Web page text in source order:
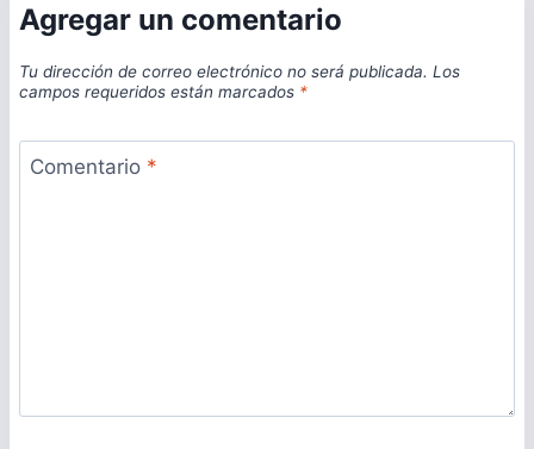
Agregar un comentario
Tu dirección de correo electrónico no será publicada. Los
campos requeridos están marcados *
Comentario *